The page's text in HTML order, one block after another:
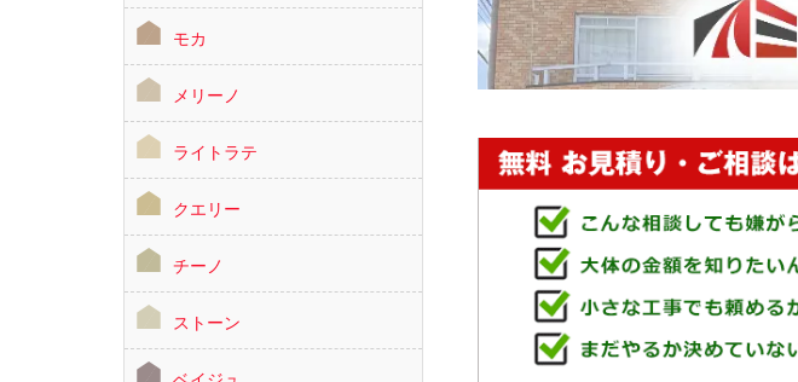
モカ
メリーノ
ライトラテ
クエリー
チーノ
ストーン